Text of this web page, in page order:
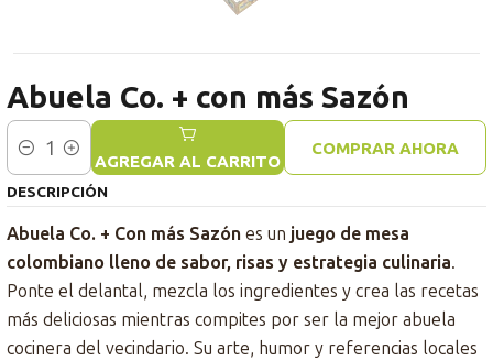
Abuela Co. + con más Sazón
Cantidad AGREGAR AL CARRITO
COMPRAR AHORA
DESCRIPCIÓN
Abuela Co. + Con más Sazón es un juego de mesa
colombiano lleno de sabor, risas y estrategia culinaria.
Ponte el delantal, mezcla los ingredientes y crea las recetas
más deliciosas mientras compites por ser la mejor abuela
cocinera del vecindario. Su arte, humor y referencias locales